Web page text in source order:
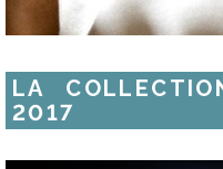
LA
2017